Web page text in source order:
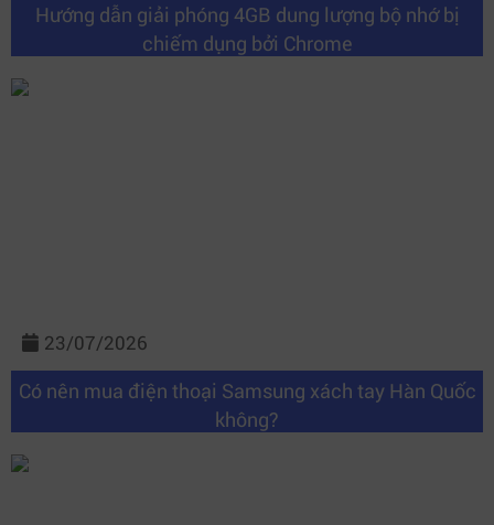
Hướng dẫn giải phóng 4GB dung lượng bộ nhớ bị
chiếm dụng bởi Chrome
23/07/2026
Có nên mua điện thoại Samsung xách tay Hàn Quốc
không?